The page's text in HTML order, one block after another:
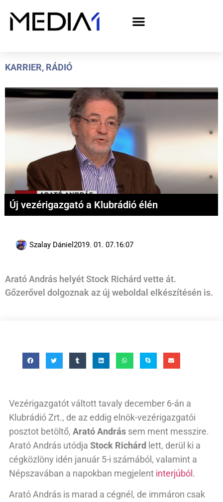
KARRIER, RÁDIÓ
Új vezérigazgató a Klubrádió élén
Szalay Dániel 2019. 01. 07.16:07
Arató András helyét Stock Richárd vette át.
Gőzerővel dolgoznak az új weboldal elkészítésén is.
Vezérigazgatót váltott tavaly december 6-án a
Klubrádió Zrt., de az eddig elnök-vezérigazgatói
posztot betöltő, Arató András sem ment messzire.
Arató András utódja Stock Richárd lett, derül ki a
cégközlöny idén január 5-i számából, valamint a
Népszavában a napokban megjelent interjúból.
Arató András is marad a cégnél, de immáron csak